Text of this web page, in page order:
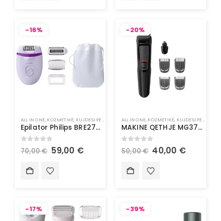
-16%
ALL IN ONE, KOZMETIKË, KUJDESI PERSONAL
Epilator Philips BRE275/00
out of 5
70,00€ 59,00 €
-20%
ALL IN ONE, KOZMETIKË, KUJDESI PERSONAL
MAKINE QETHJE MG3710/15 PHILIPS
out of 5
50,00€ 40,00 €
-17% -39%